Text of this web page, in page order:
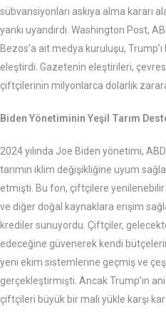
sübvansiyonları askıya alma kararı
yankı uyandırdı. Washington Post,
Bezos’a ait medya kuruluşu,
eleştirdi. Gazetenin eleştirileri,
çiftçilerinin milyonlarca dolarlık
Biden Yönetiminin Yeşil Tarım
2024 yılında Joe Biden yönetimi, ABD
tarımın iklim değişikliğine uyum
etmişti. Bu fon, çiftçilere
ve diğer doğal kaynaklara erişim
krediler sunuyordu. Çiftçiler,
edeceğine güvenerek kendi
yeni ekim sistemlerine geçmiş ve
gerçekleştirmişti. Ancak Trump’ın
çiftçileri büyük bir mali yükle karşı